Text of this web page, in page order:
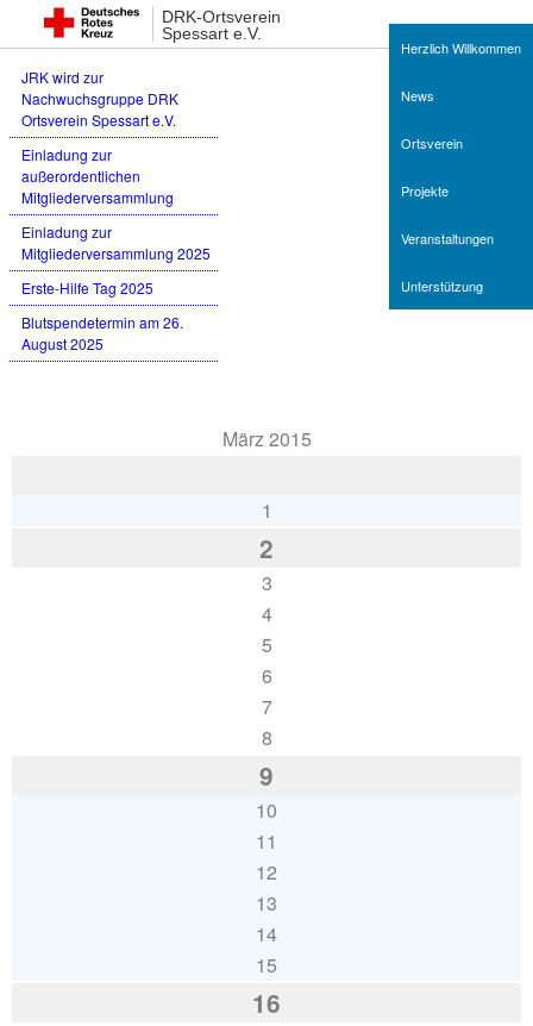
DRK-Ortsverein
Spessart e.V.
Herzlich Willkommen
News
Ortsverein
Projekte
Veranstaltungen
Unterstützung
Neueste Beiträge
JRK wird zur
Nachwuchsgruppe DRK
Ortsverein Spessart e.V.
Einladung zur
außerordentlichen
Mitgliederversammlung
Einladung zur
Mitgliederversammlung 2025
Erste-Hilfe Tag 2025
Blutspendetermin am 26.
August 2025
März 2015
1
2
3
4
5
6
7
8
9
10
11
12
13
14
15
16